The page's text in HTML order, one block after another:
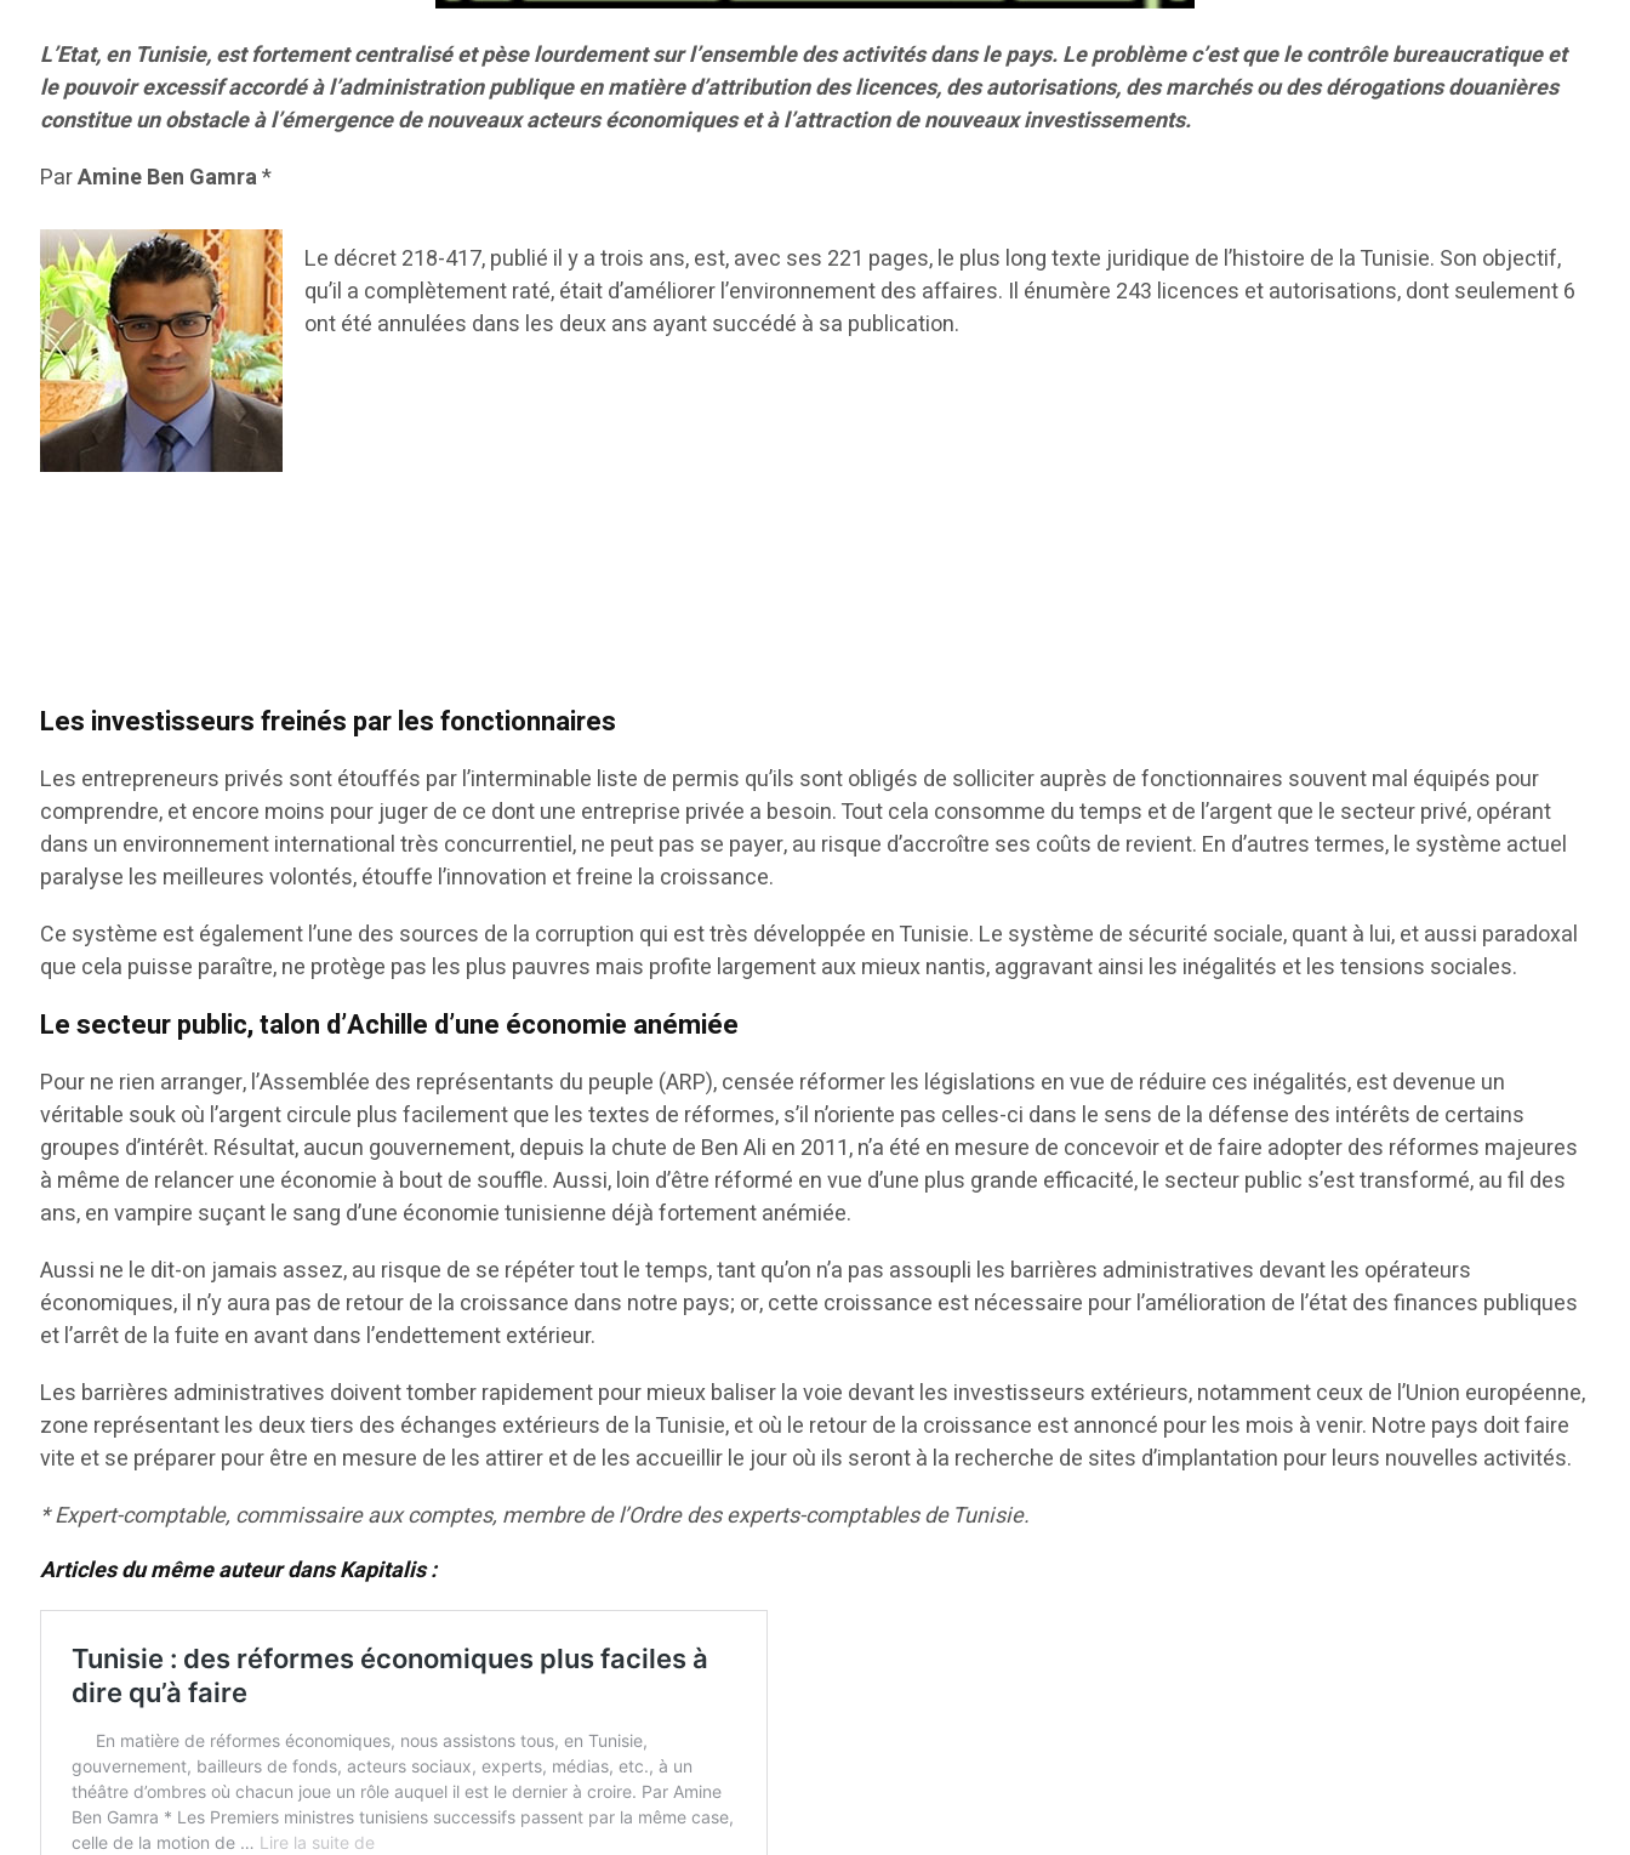
L’Etat, en Tunisie, est fortement centralisé et pèse lourdement sur l’ensemble des activités dans le pays. Le problème c’est que le contrôle bureaucratique et
le pouvoir excessif accordé à l’administration publique en matière d’attribution des licences, des autorisations, des marchés ou des dérogations douanières
constitue un obstacle à l’émergence de nouveaux acteurs économiques et à l’attraction de nouveaux investissements.
ParAmine Ben Gamra*
Le décret 218-417, publié il y a trois ans, est, avec ses 221 pages, le plus long texte juridique de l’histoire de la Tunisie. Son objectif,
qu’il a complètement raté, était d’améliorer l’environnement des affaires. Il énumère 243 licences et autorisations, dont seulement 6
ont été annulées dans les deux ans ayant succédé à sa publication.
Les investisseurs freinés par les fonctionnaires
Les entrepreneurs privés sont étouffés par l’interminable liste de permis qu’ils sont obligés de solliciter auprès de fonctionnaires souvent mal équipés pour
comprendre, et encore moins pour juger de ce dont une entreprise privée a besoin. Tout cela consomme du temps et de l’argent que le secteur privé, opérant
dans un environnement international très concurrentiel, ne peut pas se payer, au risque d’accroître ses coûts de revient. En d’autres termes, le système actuel
paralyse les meilleures volontés, étouffe l’innovation et freine la croissance.
Ce système est également l’une des sources de la corruption qui est très développée en Tunisie. Le système de sécurité sociale, quant à lui, et aussi paradoxal
que cela puisse paraître, ne protège pas les plus pauvres mais profite largement aux mieux nantis, aggravant ainsi les inégalités et les tensions sociales.
Le secteur public, talon d’Achille d’une économie anémiée
Pour ne rien arranger, l’Assemblée des représentants du peuple (ARP), censée réformer les législations en vue de réduire ces inégalités, est devenue un
véritable souk où l’argent circule plus facilement que les textes de réformes, s’il n’oriente pas celles-ci dans le sens de la défense des intérêts de certains
groupes d’intérêt. Résultat, aucun gouvernement, depuis la chute de Ben Ali en 2011, n’a été en mesure de concevoir et de faire adopter des réformes majeures
à même de relancer une économie à bout de souffle. Aussi, loin d’être réformé en vue d’une plus grande efficacité, le secteur public s’est transformé, au fil des
ans, en vampire suçant le sang d’une économie tunisienne déjà fortement anémiée.
Aussi ne le dit-on jamais assez, au risque de se répéter tout le temps, tant qu’on n’a pas assoupli les barrières administratives devant les opérateurs
économiques, il n’y aura pas de retour de la croissance dans notre pays; or, cette croissance est nécessaire pour l’amélioration de l’état des finances publiques
et l’arrêt de la fuite en avant dans l’endettement extérieur.
Les barrières administratives doivent tomber rapidement pour mieux baliser la voie devant les investisseurs extérieurs, notamment ceux de l’Union européenne,
zone représentant les deux tiers des échanges extérieurs de la Tunisie, et où le retour de la croissance est annoncé pour les mois à venir. Notre pays doit faire
vite et se préparer pour être en mesure de les attirer et de les accueillir le jour où ils seront à la recherche de sites d’implantation pour leurs nouvelles activités.
* Expert-comptable, commissaire aux comptes, membre de l’Ordre des experts-comptables de Tunisie.
Articles du même auteur dans Kapitalis :